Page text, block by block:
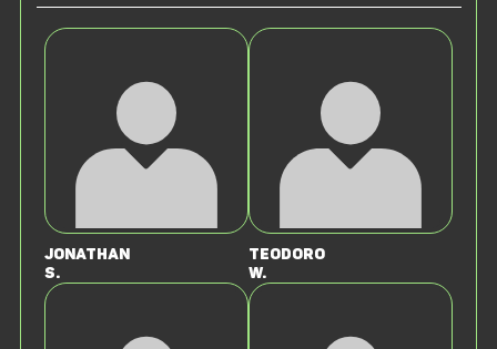
Jonathan
S.
Teodoro
W.